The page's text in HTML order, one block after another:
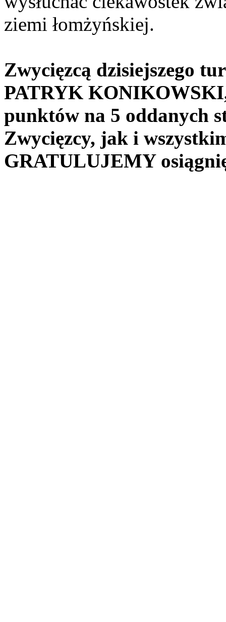
ziemi łomżyńskiej.
Zwycięzcą dzisiejszego
PATRYK KONIKOWSKI,
punktów na 5 oddanych
Zwycięzcy, jak i
GRATULUJEMY